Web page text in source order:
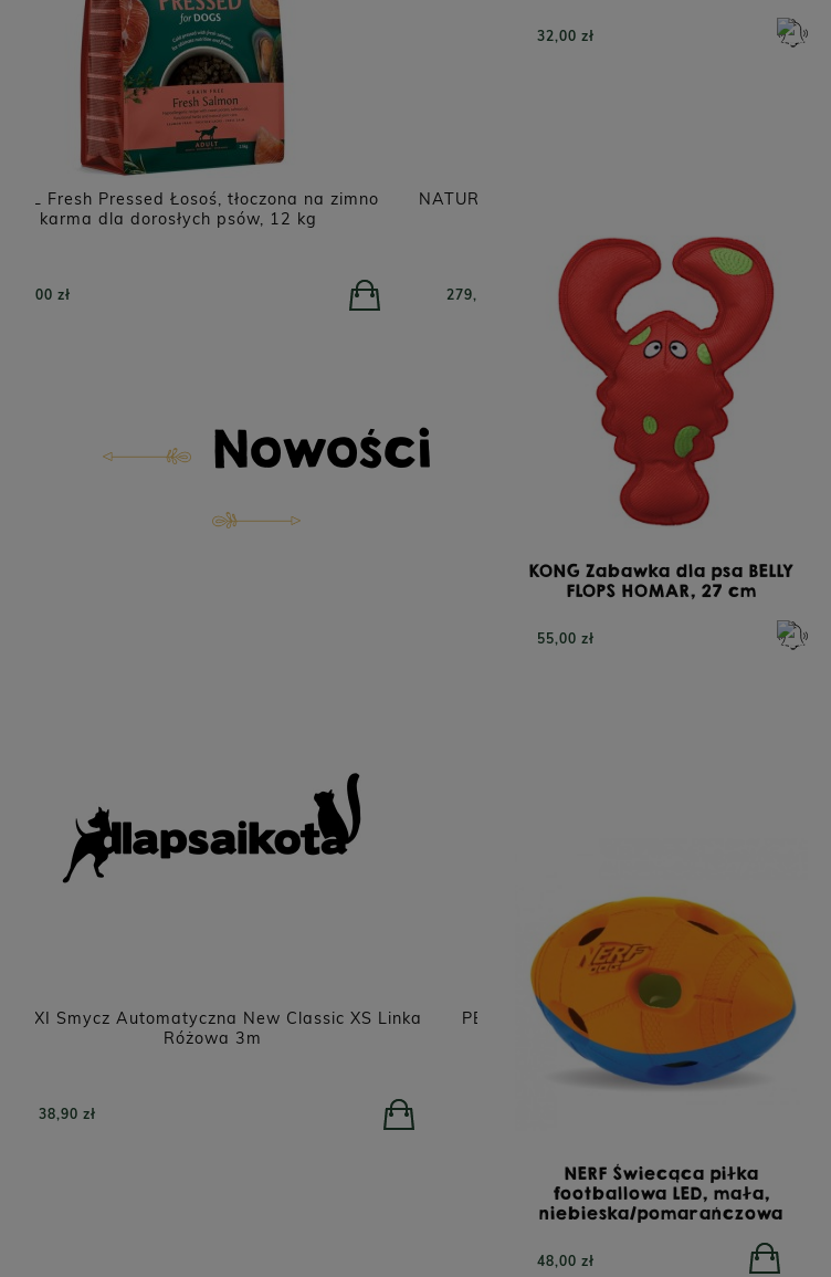
NATUREA Naturals Agnus karma dla szczeniąt i
psów dorosłych, Jagnięcina 12 kg
332,00 zł
Nowości
PERRO Jagnięcina z dynią dla psów dorosłych
800g
26,90 zł
POWIADOM O DOSTĘPNOŚCI
PERRO Cielęcina z cukinią dla psów
32,00 zł
KONG Zabawka dla psa BELLY
FLOPS HOMAR, 27 cm
55,00 zł
NERF Świecąca piłka
footballowa LED, mała,
niebieska/pomarańczowa
48,00 zł